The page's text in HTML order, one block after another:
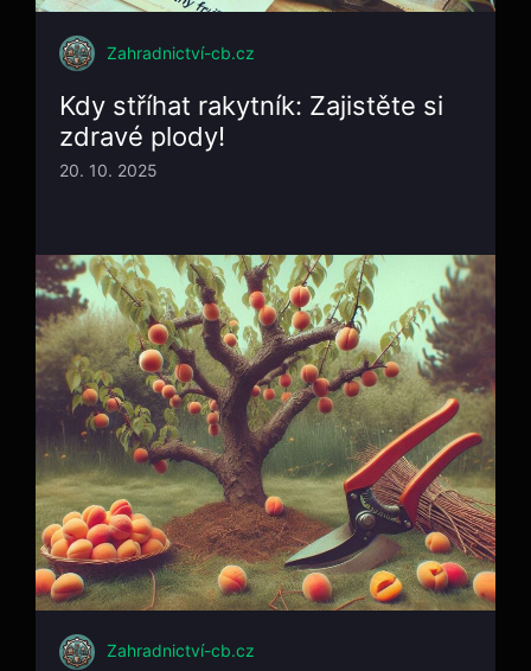
Zahradnictví-cb.cz
Kdy stříhat rakytník: Zajistěte si
zdravé plody!
20. 10. 2025
Zahradnictví-cb.cz